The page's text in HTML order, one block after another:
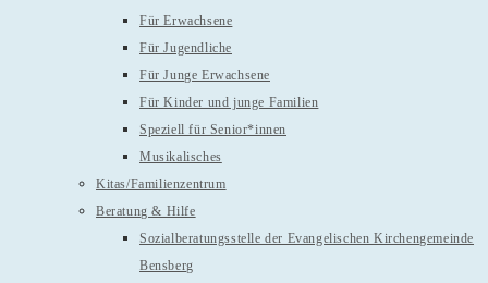
Für Erwachsene
Für Jugendliche
Für Junge Erwachsene
Für Kinder und junge Familien
Speziell für Senior*innen
Musikalisches
Kitas/Familienzentrum
Beratung & Hilfe
Sozialberatungsstelle der Evangelischen Kirchengemeinde
Bensberg